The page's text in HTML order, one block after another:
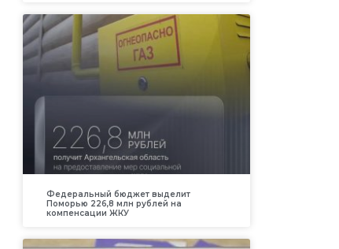
Федеральный бюджет выделит
Поморью 226,8 млн рублей на
компенсации ЖКУ